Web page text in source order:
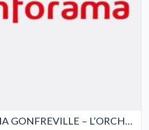
CONFORAMA GONFREVILLE – L’ORCHER